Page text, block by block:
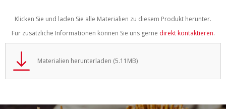
Klicken Sie und laden Sie alle Materialien zu diesem Produkt herunter.
Für zusätzliche Informationen können Sie uns gerne direkt kontaktieren.
Materialien herunterladen (5.11MB)